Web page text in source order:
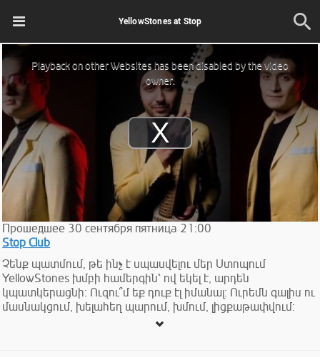
YellowStones at Stop
Play
Video
is
modal
window.
Playback on other Websites has been disabled by the video
owner.
Прошедшее 30 сентября пятница 21:00
Stop Club
Չենք պատմում, թե ինչ է սպասվելու մեր Ստոպում
YellowStones խմբի համերգին՝ ով եկել է, արդեն
կպատկերացնի։ Ուզու՞մ եք դուք էլ իմանալ։ Ուրեմն գալիս ու
մասնակցում, խելահեղ պարում, խմում, լիցքաթափվում։